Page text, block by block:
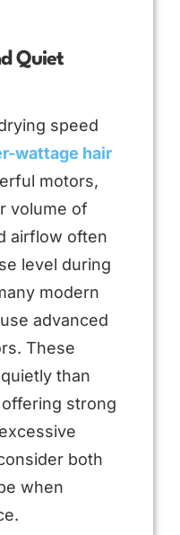
Quiet
speed
wattage hair
motors,
volume of
airflow often
level during
modern
advanced
These
than
strong
both
when